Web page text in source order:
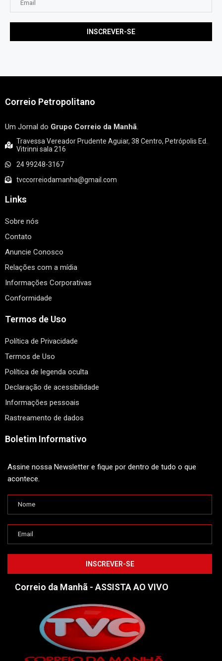
Correio Petropolitano
Um Jornal do Grupo Correio da Manhã.
Travessa Vereador Prudente Aguiar, 38 Centro, Petrópolis Ed.
Vitrinni sala 216
24 99248-3167
tvccorreiodamanha@gmail.com
Links
Sobre nós
Contato
Anuncie Conosco
Relações com a mídia
Informações Corporativas
Conformidade
Termos de Uso
Política de Privacidade
Termos de Uso
Política de legenda oculta
Declaração de acessibilidade
Informações pessoais
Rastreamento de dados
Boletim Informativo
Assine nossa Newsletter e fique por dentro de tudo o que
acontece.
Correio da Manhã - ASSISTA AO VIVO